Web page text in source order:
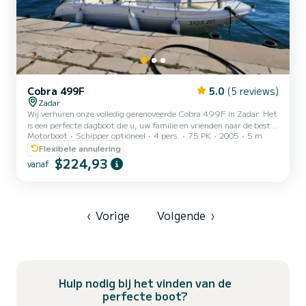
Cobra 499F 5.0 (5 reviews)
Zadar
Wij verhuren onze volledig gerenoveerde Cobra 499F in Zadar. Het
is een perfecte dagboot die u, uw familie en vrienden naar de beste
bestemmingen in de regio Zadar kan brengen. Met een
buitenboordmotor Honda BF75 is hij zeer krachtig en leuk om te
besturen. Wat uw beoogde gebruik ook is, de Cobra 499 kan het
allemaal - vissen, familiecruises en sportuitjes. De boot is uitgerust
Motorboot Schipper optioneel 4 pers. 75 PK 2005
5 m
Flexibele annulering
vanaf $224,93
‹ Vorige Volgende ›
Hulp nodig bij het vinden van de
perfecte boot?